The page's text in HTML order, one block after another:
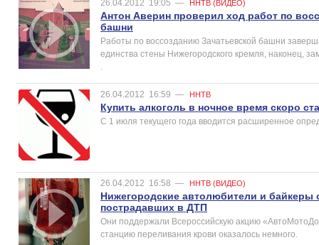
26.04.2012 19:05 — ННТВ (ВИДЕО)
Антон Аверин проверил ход работ по
башни
Работы по воссозданию Зачатьевской башни
единства стены Нижегородского кремля, наконец,
26.04.2012 16:59 — ННТВ
Купить алкоголь в ночное время скоро
С 1 июля текущего года вводится расширенное
26.04.2012 16:58 — ННТВ (ВИДЕО)
Нижегородские автолюбители и байкеры
пострадавших в ДТП
Они поддержали Всероссийскую акцию
станцию переливания крови оказалось немного.